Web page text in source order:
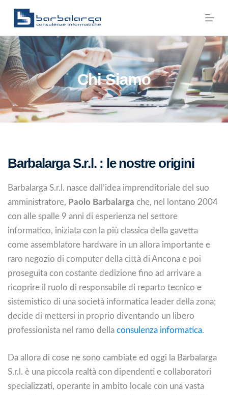
S
a
l
t
a
a
c
e
n
Chi Siamo
Barbalarga S.r.l. : le nostre origini
Barbalarga S.r.l. nasce dall’idea imprenditoriale del suo
amministratore, Paolo Barbalarga che, nel lontano 2004
con alle spalle 9 anni di esperienza nel settore
informatico, iniziata con la più classica della gavetta
come assemblatore hardware in un allora importante e
raro negozio di computer della città di Ancona e poi
proseguita con costante dedizione fino ad arrivare a
ricoprire il ruolo di responsabile di reparto tecnico e
sistemistico di una società informatica leader della zona;
decide di mettersi in proprio diventando un libero
professionista nel ramo della consulenza informatica.
Da allora di cose ne sono cambiate ed oggi la Barbalarga
S.r.l. è una piccola realtà con dipendenti e collaboratori
specializzati, operante in ambito locale con una vasta